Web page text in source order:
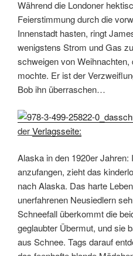
anzufangen, zieht das
nach Alaska. Das harte
unerfahrenen Neusiedlern
Schneefall überkommt die
geglaubter Übermut, und sie
aus Schnee. Tags darauf
das feenhafte blonde
der Wildnis überleben? Und
Fußspuren auf sich, die von
Eine hinreißend erzählte
und Lebensfreude, Liebe
Kinderwunsch und dessen
Klappentext von